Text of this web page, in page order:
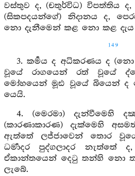
වස්තුව ද, (චතුර්විධ) විපත්තිය ද,
(සිකපදයන්ගේ) නිදානය ද,
නො දැනීමෙන් කළ නො කළ
149
3. කර්‍මය ද අධිකරණය ද
වූයේ රාගයෙන් රත් වූයේ
මෝහයෙන් මූඪ වූයේ බියෙන් ද
යෙයි.
4. (මෙරමා) දැන්වීමෙහි
(කාරණාකාරණ) දැක්මෙහි
ඇත්තේ ලජ්ජාවෙන් තොර
ධර්‍මාදර පුද්ගලාදර
ඒකාන්තයෙන් දෙටු තන්හි නො
ලැබේ.